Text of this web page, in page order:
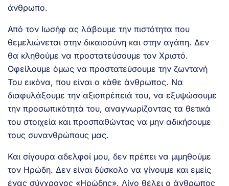
άνθρωπο.
Από τον Ιωσήφ ας λάβουμε την πιστότητα που
θεμελιώνεται στην δικαιοσύνη και στην αγάπη. Δεν
θα κληθούμε να προστατεύσουμε τον Χριστό.
Οφείλουμε όμως να προστατεύσουμε την ζωντανή
Του εικόνα, που είναι ο κάθε άνθρωπος. Να
διαφυλάξουμε την αξιοπρέπειά του, να εξυψώσουμε
την προσωπικότητά του, αναγνωρίζοντας τα θετικά
του στοιχεία και προσπαθώντας να μην αδικήσουμε
τους συνανθρώπους μας.
Και σίγουρα αδελφοί μου, δεν πρέπει να μιμηθούμε
τον Ηρώδη. Δεν είναι δύσκολο να γίνουμε και εμείς
ένας σύγχρονος «Ηρώδης». Λίγο θέλει ο άνθρωπος